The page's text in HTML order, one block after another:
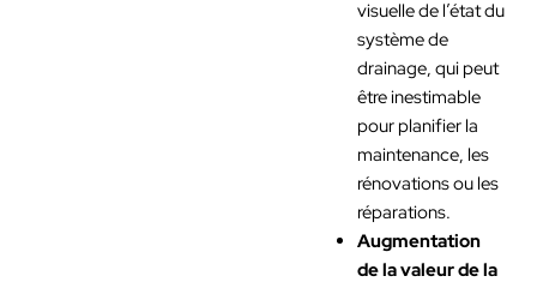
visuelle de l’état du
système de
drainage, qui peut
être inestimable
pour planifier la
maintenance, les
rénovations ou les
réparations.
Augmentation
de la valeur de la